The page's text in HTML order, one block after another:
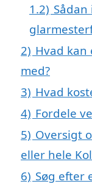
1.2)
2) Hvad
med?
3) Hvad
4) Fordele
5) Oversigt
eller hele
6) Søg efter